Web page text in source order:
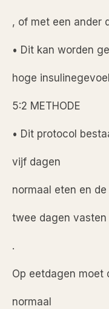
, of met een ander
• Dit kan worden
hoge
5:2 METHODE
• Dit protocol
vijf dagen
normaal eten en de
twee dagen vasten
.
Op eetdagen moet
normaal